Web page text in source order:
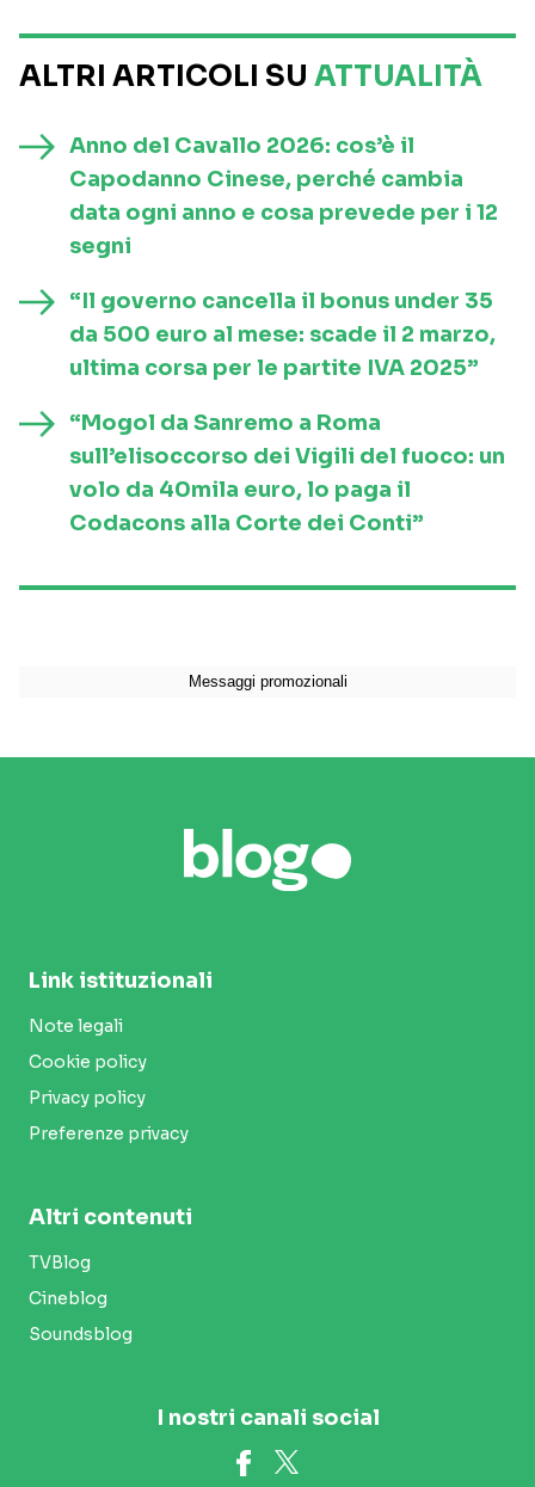
ALTRI ARTICOLI SU ATTUALITÀ
Anno del Cavallo 2026: cos’è il
Capodanno Cinese, perché cambia
data ogni anno e cosa prevede per i 12
segni
“Il governo cancella il bonus under 35
da 500 euro al mese: scade il 2 marzo,
ultima corsa per le partite IVA 2025”
“Mogol da Sanremo a Roma
sull’elisoccorso dei Vigili del fuoco: un
volo da 40mila euro, lo paga il
Codacons alla Corte dei Conti”
Link istituzionali
Note legali
Cookie policy
Privacy policy
Preferenze privacy
Altri contenuti
TVBlog
Cineblog
Soundsblog
I nostri canali social